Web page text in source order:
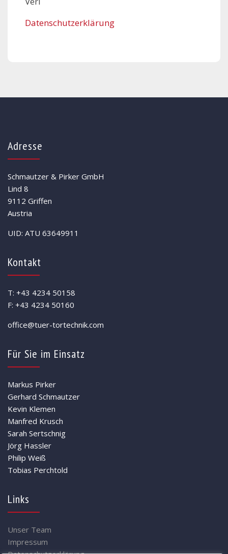
Datenschutzerklärung
Adresse
Schmautzer & Pirker GmbH
Lind 8
9112 Griffen
Austria
UID: ATU 63649911
Kontakt
T: +43 4234 50158
F: +43 4234 50160
office@tuer-tortechnik.com
Für Sie im Einsatz
Markus Pirker
Gerhard Schmautzer
Kevin Klemen
Manfred Krusch
Sarah Sertschnig
Jörg Hassler
Philip Weiß
Tobias Perchtold
Links
Unser Team
Impressum